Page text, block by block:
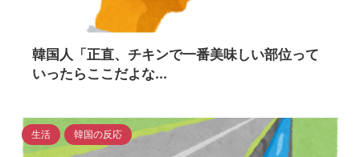
韓国人「正直、チキンで一番美味しい部位って
いったらここだよな...
生活 韓国の反応